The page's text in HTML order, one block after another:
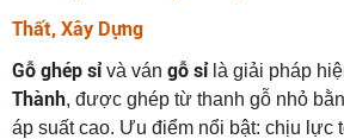
Thất, Xây Dựng
Gỗ ghép sỉvà ván gỗ sỉlà giải pháp
Thành, được ghép từ thanh gỗ nhỏ
áp suất cao. Ưu điểm nổi bật: chịu lực